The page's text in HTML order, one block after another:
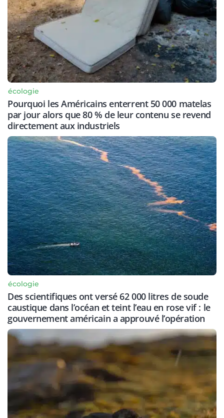
écologie
Pourquoi les Américains enterrent 50 000 matelas
par jour alors que 80 % de leur contenu se revend
directement aux industriels
écologie
Des scientifiques ont versé 62 000 litres de soude
caustique dans l’océan et teint l’eau en rose vif : le
gouvernement américain a approuvé l’opération